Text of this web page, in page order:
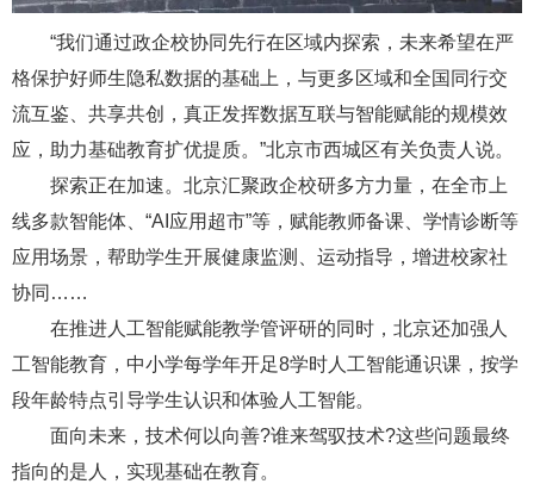
“我们通过政企校协同先行在区域内探索，未来希望在严
格保护好师生隐私数据的基础上，与更多区域和全国同行交
流互鉴、共享共创，真正发挥数据互联与智能赋能的规模效
应，助力基础教育扩优提质。”北京市西城区有关负责人说。
探索正在加速。北京汇聚政企校研多方力量，在全市上
线多款智能体、“AI应用超市”等，赋能教师备课、学情诊断等
应用场景，帮助学生开展健康监测、运动指导，增进校家社
协同……
在推进人工智能赋能教学管评研的同时，北京还加强人
工智能教育，中小学每学年开足8学时人工智能通识课，按学
段年龄特点引导学生认识和体验人工智能。
面向未来，技术何以向善?谁来驾驭技术?这些问题最终
指向的是人，实现基础在教育。